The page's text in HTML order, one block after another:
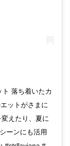
ト 落ち着いたカ
ットがさまに
えたり、夏に
ーンにも活用